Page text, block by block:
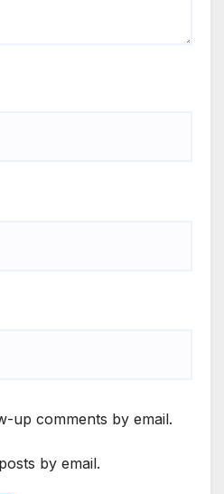
up comments by email.
by email.